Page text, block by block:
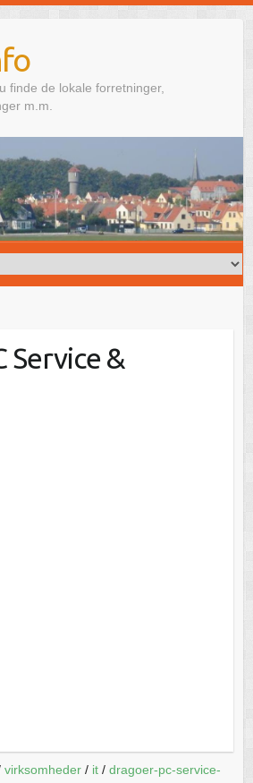
finde de lokale forretninger,
m.m.
Service &
virksomheder/ it/ dragoer-pc-service-